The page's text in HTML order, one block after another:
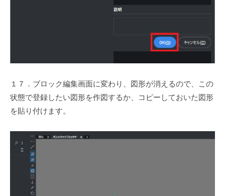
１７．ブロック編集画面に変わり、図形が消えるので、この
状態で登録したい図形を作図するか、コピーしておいた図形
を貼り付けます。